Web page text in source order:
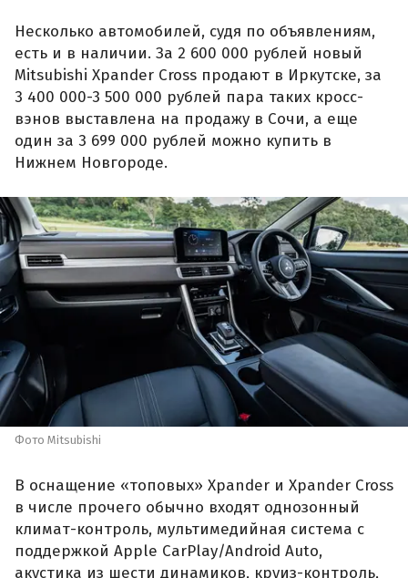
Несколько автомобилей, судя по объявлениям,
есть и в наличии. За 2 600 000 рублей новый
Mitsubishi Xpander Cross продают в Иркутске, за
3 400 000-3 500 000 рублей пара таких кросс-
вэнов выставлена на продажу в Сочи, а еще
один за 3 699 000 рублей можно купить в
Нижнем Новгороде.
Фото Mitsubishi
В оснащение «топовых» Xpander и Xpander Cross
в числе прочего обычно входят однозонный
климат-контроль, мультимедийная система с
поддержкой Apple CarPlay/Android Auto,
акустика из шести динамиков, круиз-контроль,